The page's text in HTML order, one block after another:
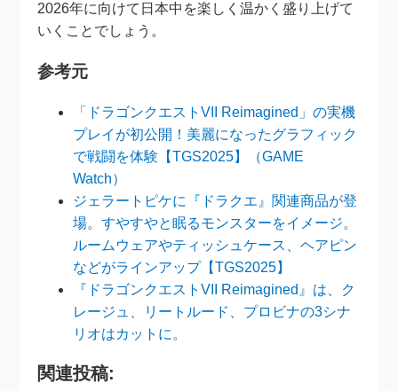
2026年に向けて日本中を楽しく温かく盛り上げて
いくことでしょう。
参考元
「ドラゴンクエストVII Reimagined」の実機
プレイが初公開！美麗になったグラフィック
で戦闘を体験【TGS2025】（GAME
Watch）
ジェラートピケに『ドラクエ』関連商品が登
場。すやすやと眠るモンスターをイメージ。
ルームウェアやティッシュケース、ヘアピン
などがラインアップ【TGS2025】
『ドラゴンクエストVII Reimagined』は、ク
レージュ、リートルード、プロビナの3シナ
リオはカットに。
関連投稿: